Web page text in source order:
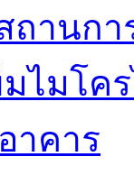
ถานก
มไมโค
าคาร